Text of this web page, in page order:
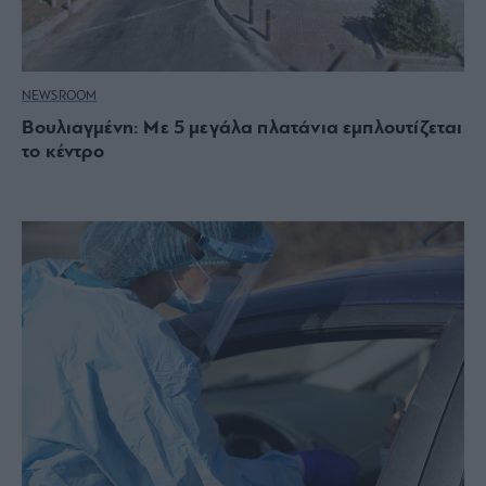
NEWSROOM
Βουλιαγμένη: Με 5 μεγάλα πλατάνια εμπλουτίζεται
το κέντρο